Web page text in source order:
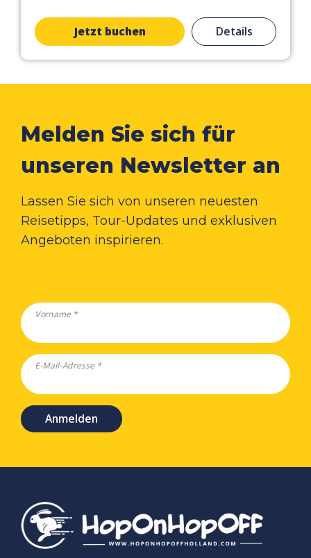
Jetzt buchen Details
Melden Sie sich für
unseren Newsletter an
Lassen Sie sich von unseren neuesten
Reisetipps, Tour-Updates und exklusiven
Angeboten inspirieren.
Vorname *
E-Mail-Adresse *
Anmelden